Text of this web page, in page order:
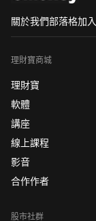
關於我們部落格加
理財寶商城
理財寶
軟體
講座
線上課程
影音
合作作者
股市社群